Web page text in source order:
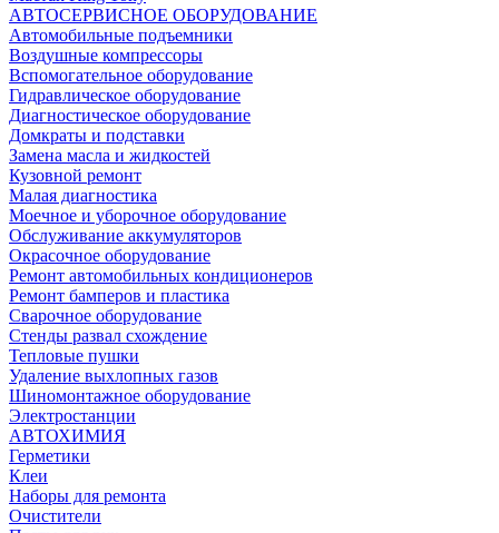
АВТОСЕРВИСНОЕ ОБОРУДОВАНИЕ
Автомобильные подъемники
Воздушные компрессоры
Вспомогательное оборудование
Гидравлическое оборудование
Диагностическое оборудование
Домкраты и подставки
Замена масла и жидкостей
Кузовной ремонт
Малая диагностика
Моечное и уборочное оборудование
Обслуживание аккумуляторов
Окрасочное оборудование
Ремонт автомобильных кондиционеров
Ремонт бамперов и пластика
Сварочное оборудование
Стенды развал схождение
Тепловые пушки
Удаление выхлопных газов
Шиномонтажное оборудование
Электростанции
АВТОХИМИЯ
Герметики
Клеи
Наборы для ремонта
Очистители